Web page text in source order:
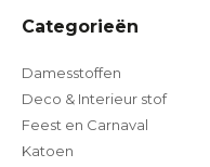
Categorieën
Damesstoffen
Deco & Interieur stof
Feest en Carnaval
Katoen